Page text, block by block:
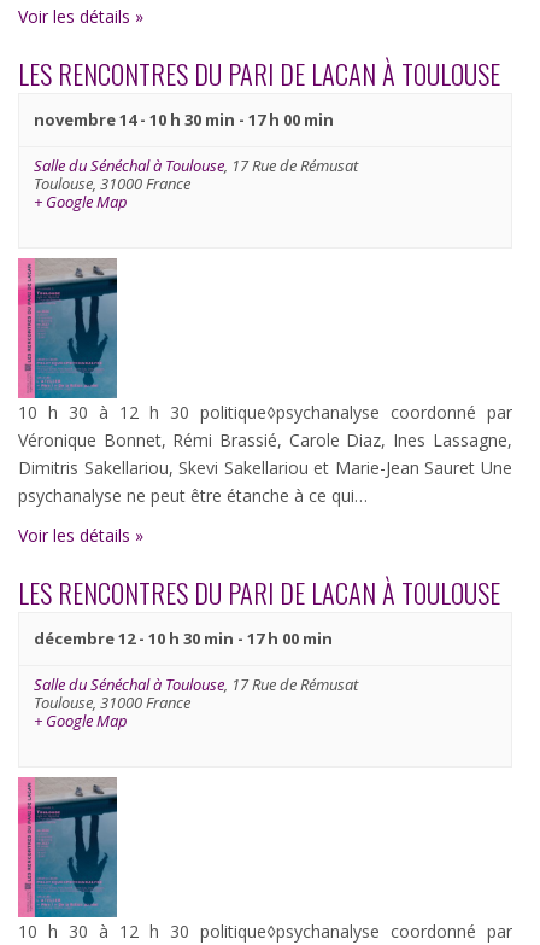
Voir les détails »
LES RENCONTRES DU PARI DE LACAN À TOULOUSE
novembre 14 - 10 h 30 min - 17 h 00 min
Salle du Sénéchal à Toulouse, 17 Rue de Rémusat
Toulouse, 31000France
+ Google Map
10 h 30 à 12 h 30 politique◊psychanalyse coordonné par
Véronique Bonnet, Rémi Brassié, Carole Diaz, Ines Lassagne,
Dimitris Sakellariou, Skevi Sakellariou et Marie-Jean Sauret Une
psychanalyse ne peut être étanche à ce qui…
Voir les détails »
LES RENCONTRES DU PARI DE LACAN À TOULOUSE
décembre 12 - 10 h 30 min - 17 h 00 min
Salle du Sénéchal à Toulouse, 17 Rue de Rémusat
Toulouse, 31000France
+ Google Map
10 h 30 à 12 h 30 politique◊psychanalyse coordonné par